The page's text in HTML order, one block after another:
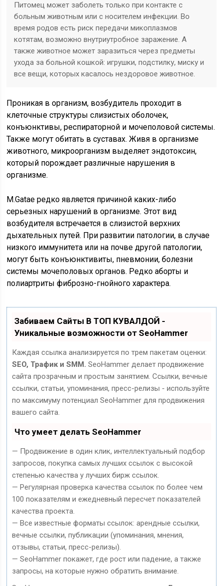
Питомец может заболеть только при контакте с
больным животным или с носителем инфекции. Во
время родов есть риск передачи микоплазмов
котятам, возможно внутриутробное заражение. А
также животное может заразиться через предметы
ухода за больной кошкой: игрушки, подстилку, миску и
все вещи, которых касалось нездоровое животное.
Проникая в организм, возбудитель проходит в
клеточные структуры слизистых оболочек,
конъюнктивы, респираторной и мочеполовой системы.
Также могут обитать в суставах. Живя в организме
животного, микроорганизм выделяет эндотоксин,
который порождает различные нарушения в
организме.
М.Gatae редко является причиной каких-либо
серьезных нарушений в организме. Этот вид
возбудителя встречается в слизистой верхних
дыхательных путей. При развитии патологии, в случае
низкого иммунитета или на почве другой патологии,
могут быть конъюнктивиты, пневмонии, болезни
системы мочеполовых органов. Редко аборты и
полиартриты фиброзно-гнойного характера.
Забиваем Сайты В ТОП КУВАЛДОЙ -
Уникальные возможности от SeoHammer
Каждая ссылка анализируется по трем пакетам оценки:
SEO, Трафик и SMM. SeoHammer делает продвижение
сайта прозрачным и простым занятием. Ссылки, вечные
ссылки, статьи, упоминания, пресс-релизы - используйте
по максимуму потенциал SeoHammer для продвижения
вашего сайта.
Что умеет делать SeoHammer
— Продвижение в один клик, интеллектуальный подбор
запросов, покупка самых лучших ссылок с высокой
степенью качества у лучших бирж ссылок.
— Регулярная проверка качества ссылок по более чем
100 показателям и ежедневный пересчет показателей
качества проекта.
— Все известные форматы ссылок: арендные ссылки,
вечные ссылки, публикации (упоминания, мнения,
отзывы, статьи, пресс-релизы).
— SeoHammer покажет, где рост или падение, а также
запросы, на которые нужно обратить внимание.